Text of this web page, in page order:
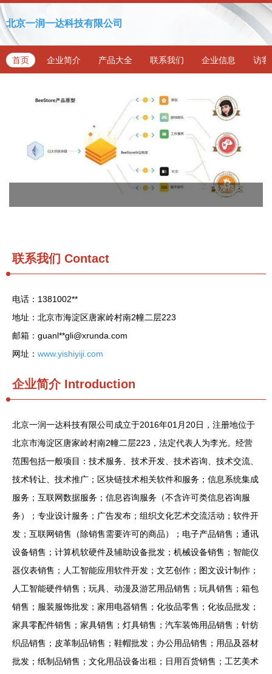
北京一润一达科技有限公司
首页 企业简介 产品大全 联系我们 企业信息 访客
联系我们 Contact
电话：1381002**
地址：北京市海淀区唐家岭村南2幢二层223
邮箱：guanl**gli@xrunda.com
网址： www.yishiyiji.com
企业简介Introduction
北京一润一达科技有限公司成立于2016年01月20日，注册地位于
北京市海淀区唐家岭村南2幢二层223，法定代表人为李光。经营
范围包括一般项目：技术服务、技术开发、技术咨询、技术交流、
技术转让、技术推广；区块链技术相关软件和服务；信息系统集成
服务；互联网数据服务；信息咨询服务（不含许可类信息咨询服
务）；专业设计服务；广告发布；组织文化艺术交流活动；软件开
发；互联网销售（除销售需要许可的商品）；电子产品销售；通讯
设备销售；计算机软硬件及辅助设备批发；机械设备销售；智能仪
器仪表销售；人工智能应用软件开发；文艺创作；图文设计制作；
人工智能硬件销售；玩具、动漫及游艺用品销售；玩具销售；箱包
销售；服装服饰批发；家用电器销售；化妆品零售；化妆品批发；
家具零配件销售；家具销售；灯具销售；汽车装饰用品销售；针纺
织品销售；皮革制品销售；鞋帽批发；办公用品销售；用品及器材
批发；纸制品销售；文化用品设备出租；日用百货销售；工艺美术